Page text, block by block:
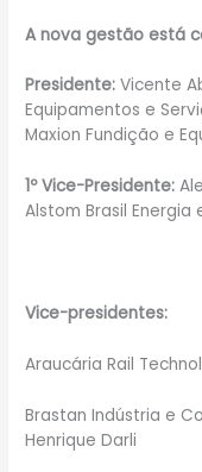
A nova gestão está
Presidente: Vicente
Equipamentos e
Maxion Fundição e
1º Vice-Presidente:
Alstom Brasil Energia
Vice-presidentes:
Araucária Rail
Brastan Indústria e
Henrique Darli